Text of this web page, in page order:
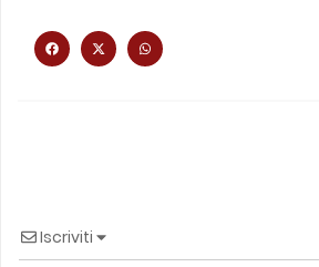
Iscriviti